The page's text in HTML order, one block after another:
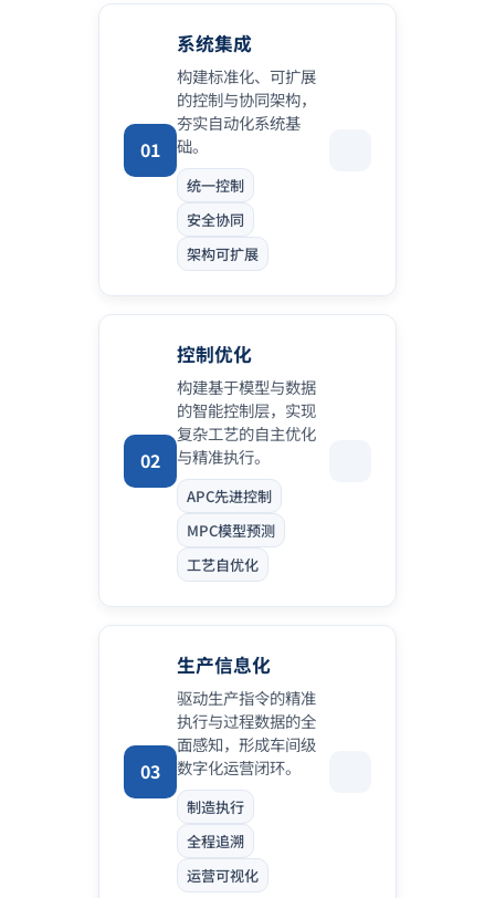
01
系统集成
构建标准化、可扩展
的控制与协同架构，
夯实自动化系统基
础。
统一控制
安全协同
架构可扩展
02
控制优化
构建基于模型与数据
的智能控制层，实现
复杂工艺的自主优化
与精准执行。
APC先进控制
MPC模型预测
工艺自优化
03
生产信息化
驱动生产指令的精准
执行与过程数据的全
面感知，形成车间级
数字化运营闭环。
制造执行
全程追溯
运营可视化